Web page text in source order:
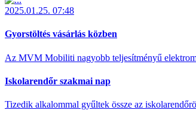
2025.01.25. 07:48
Gyorstöltés vásárlás közben
Az MVM Mobiliti nagyobb teljesítményű
Iskolarendőr szakmai nap
Tizedik alkalommal gyűltek össze az